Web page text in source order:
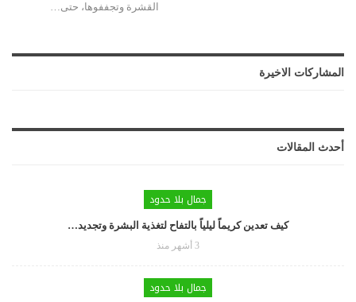
القشرة وتجففوها، حتى…
المشاركات الاخيرة
أحدث المقالات
جمال بلا حدود
كيف تعدين كريماً ليلياً بالتفاح لتغذية البشرة وتجديد…
3 أشهر منذ
جمال بلا حدود